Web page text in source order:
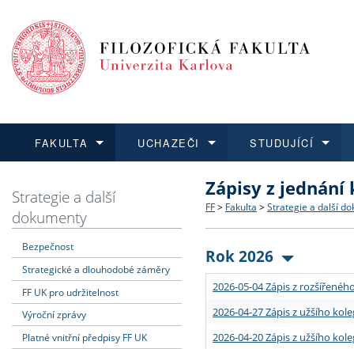
FAKULTA
Dozvědět se více
Struktura a historie
Strategie a další
Podpora a benefity pro
Absolventi fakulty
UCHAZEČI
Podat přihlášku
Co studovat a jak se
Učitelské studijní
Informace k průběhu
STUDUJÍCÍ
Dozvědět se více
Bakalářské a magisterské
Doktorské studium
Rigorózní řízení
Dozvědět se více
O vědě a výzkumu na FF
Akademické kvalifikace
Granty a projekty
Dozvědět se více
Aktuální nabídky a
Vyjíždějící studenti
Přijíždějící studenti
Vyjíždějící zaměstnanci
Strategie a další
dokumenty
Bezpečnost
Strategické a dlouhodobé záměry
FF UK pro udržitelnost
Výroční zprávy
Platné vnitřní předpisy FF UK
Zápisy z jednání
FF > Fakulta > Strategie a další
Rok 2026
2026-05-04 Zápis z
2026-04-27 Zápis z užšího
2026-04-20 Zápis z užšího